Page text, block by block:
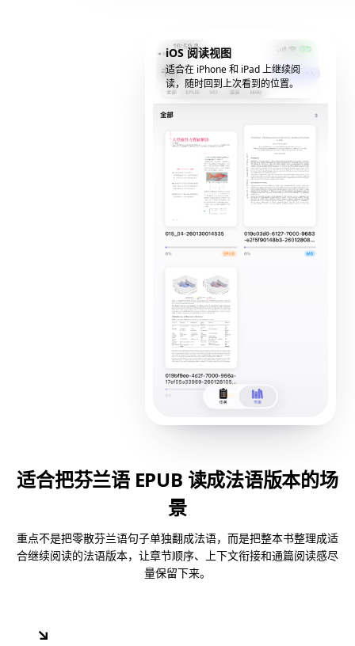
iOS 阅读视图
适合在 iPhone 和 iPad 上继续阅
读，随时回到上次看到的位置。
适合把芬兰语 EPUB 读成法语版本的场
景
重点不是把零散芬兰语句子单独翻成法语，而是把整本书整理成适
合继续阅读的法语版本，让章节顺序、上下文衔接和通篇阅读感尽
量保留下来。
↘